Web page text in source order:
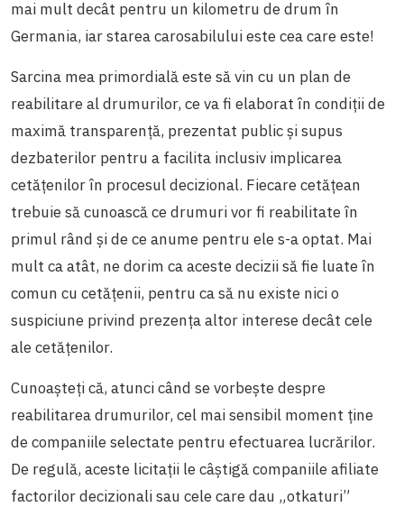
mai mult decât pentru un kilometru de drum în
Germania, iar starea carosabilului este cea care este!
Sarcina mea primordială este să vin cu un plan de
reabilitare al drumurilor, ce va fi elaborat în condiţii de
maximă transparenţă, prezentat public şi supus
dezbaterilor pentru a facilita inclusiv implicarea
cetăţenilor în procesul decizional. Fiecare cetăţean
trebuie să cunoască ce drumuri vor fi reabilitate în
primul rând şi de ce anume pentru ele s-a optat. Mai
mult ca atât, ne dorim ca aceste decizii să fie luate în
comun cu cetăţenii, pentru ca să nu existe nici o
suspiciune privind prezenţa altor interese decât cele
ale cetăţenilor.
Cunoaşteţi că, atunci când se vorbeşte despre
reabilitarea drumurilor, cel mai sensibil moment ţine
de companiile selectate pentru efectuarea lucrărilor.
De regulă, aceste licitaţii le câştigă companiile afiliate
factorilor decizionali sau cele care dau „otkaturi”